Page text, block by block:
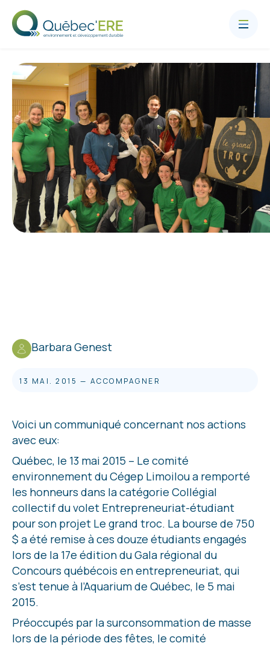
Barbara Genest
13 MAI. 2015 — ACCOMPAGNER
Voici un communiqué concernant nos actions
avec eux:
Québec, le 13 mai 2015 – Le comité
environnement du Cégep Limoilou a remporté
les honneurs dans la catégorie Collégial
collectif du volet Entrepreneuriat-étudiant
pour son projet Le grand troc. La bourse de 750
$ a été remise à ces douze étudiants engagés
lors de la 17e édition du Gala régional du
Concours québécois en entrepreneuriat, qui
s’est tenue à l’Aquarium de Québec, le 5 mai
2015.
Préoccupés par la surconsommation de masse
lors de la période des fêtes, le comité